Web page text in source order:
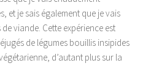
et je sais également que je vais
viande. Cette expérience est
de légumes bouillis insipides
d’autant plus sur la